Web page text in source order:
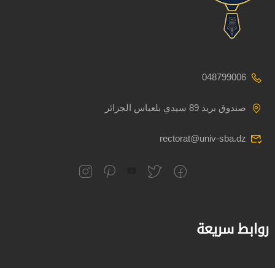
048799006
صندوق بريد 89 سيدي بلعباس الجزائر
rectorat@univ-sba.dz
روابط سريعة